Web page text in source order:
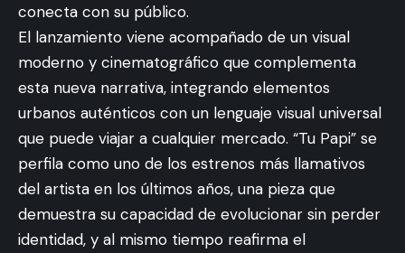
conecta con su público.
El lanzamiento viene acompañado de un visual
moderno y cinematográfico que complementa
esta nueva narrativa, integrando elementos
urbanos auténticos con un lenguaje visual universal
que puede viajar a cualquier mercado. “Tu Papi” se
perfila como uno de los estrenos más llamativos
del artista en los últimos años, una pieza que
demuestra su capacidad de evolucionar sin perder
identidad, y al mismo tiempo reafirma el